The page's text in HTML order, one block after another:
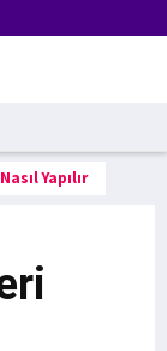
Yapılır